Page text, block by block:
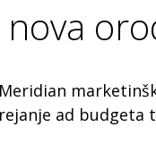
ad budgeta